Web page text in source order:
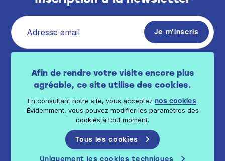
privée disponible ici.
© 2026 Progress Consulting - Tous droits réservés
Politique de confidentialité
Politique de cookies
Afin de rendre votre visite encore plus
agréable, ce site utilise des cookies.
En consultant notre site, vous acceptez nos cookies.
Évidemment, vous pouvez modifier les paramètres des
cookies à tout moment.
Tous les cookies
Uniquement les cookies techniques